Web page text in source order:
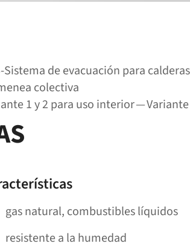
Sistema de evacuación para
colectiva
1 y 2 para uso interior —
gas natural, combustibles líquidos
resistente a la humedad